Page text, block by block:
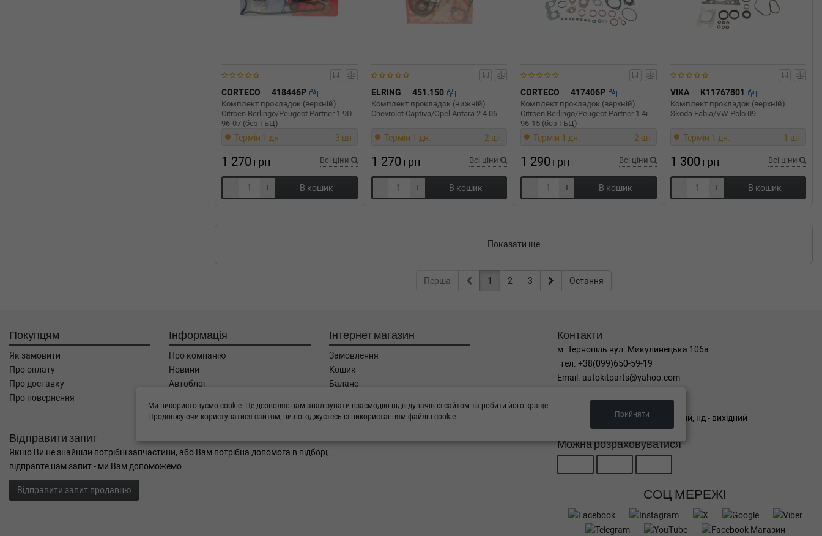
CORTECO 418446P
Комплект прокладок (верхній)
Citroen Berlingo/Peugeot Partner 1.9D
96-07 (без ГБЦ)
Термін 1 дн. 3 шт.
1 270 грн Всі ціни
- + В кошик
ELRING 451.150
Комплект прокладок (нижній)
Chevrolet Captiva/Opel Antara 2.4 06-
Термін 1 дн. 2 шт.
1 270 грн Всі ціни
- + В кошик
CORTECO 417406P
Комплект прокладок (верхній)
Citroen Berlingo/Peugeot Partner 1.4i
96-15 (без ГБЦ)
Термін 1 дн. 2 шт.
1 290 грн Всі ціни
- + В кошик
VIKA K11767801
Комплект прокладок (верхній)
Skoda Fabia/VW Polo 09-
Термін 1 дн. 1 шт.
1 300 грн Всі ціни
- + В кошик
Показати ще
Перша 1 2 3 Остання
Покупцям
Як замовити
Про оплату
Про доставку
Про повернення
Інформація
Про компанію
Новини
Автоблог
Контакти
Інтернет магазин
Замовлення
Кошик
Баланс
Бренди
Відправити запит
Якщо Ви не знайшли потрібні запчастини, або Вам потрібна допомога в підборі,
відправте нам запит - ми Вам допоможемо
Відправити запит продавцю
Контакти
м. Тернопіль вул. Микулинецька 106а
тел. +38(099)650-59-19
Email. autokitparts@yahoo.com
Графік роботи
пн-пт з 9:00 до 17:00, сб - вихідний, нд - вихідний
Можна розраховуватися
СОЦ МЕРЕЖІ
Ми використовуємо cookie. Це дозволяє нам аналізувати взаємодію відвідувачів із сайтом та робити його краще.
Продовжуючи користуватися сайтом, ви погоджуєтесь із використанням файлів cookie.
Прийняти